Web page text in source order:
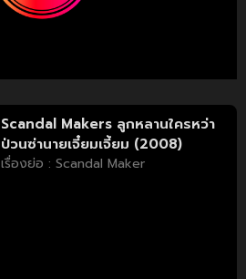
Scandal Makers ลูกหลานใครหว่า
ป่วนซ่านายเจี๋ยมเจี้ยม (2008)
เรื่องย่อ : Scandal Maker